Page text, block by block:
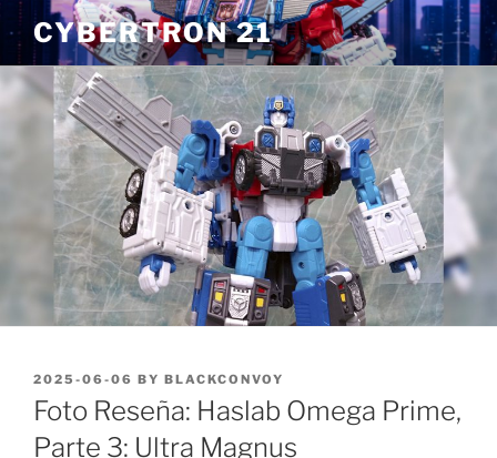
Skip
to
content
CYBERTRON 21
POSTED
ON
2025-06-06 BY BLACKCONVOY
Foto Reseña: Haslab Omega Prime,
Parte 3: Ultra Magnus